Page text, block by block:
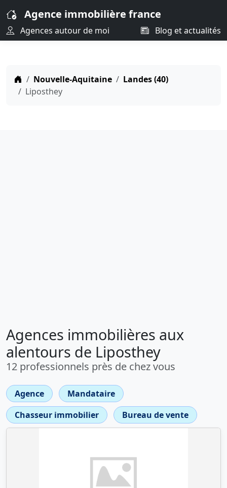
Agence immobilière france
Agences autour de moi Blog et actualités
Nouvelle-Aquitaine
Landes (40)
Liposthey
Agences immobilières aux
alentours de Liposthey
12 professionnels près de chez vous
Agence
Mandataire
Chasseur immobilier
Bureau de vente